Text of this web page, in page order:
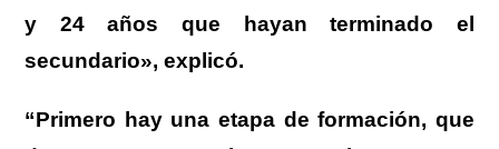
y 24 años que hayan terminado el
secundario», explicó.
“Primero hay una etapa de formación, que